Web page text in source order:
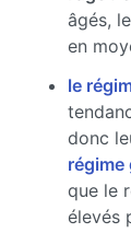
âgés,
en
le
donc
régime
que le
élevés